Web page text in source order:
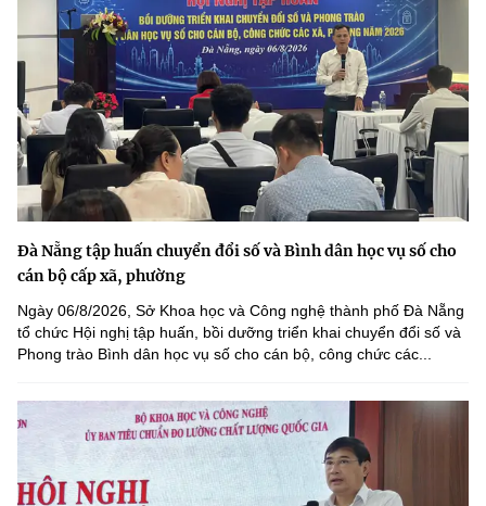
Đà Nẵng tập huấn chuyển đổi số và Bình dân học vụ số cho
cán bộ cấp xã, phường
Ngày 06/8/2026, Sở Khoa học và Công nghệ thành phố Đà Nẵng
tổ chức Hội nghị tập huấn, bồi dưỡng triển khai chuyển đổi số và
Phong trào Bình dân học vụ số cho cán bộ, công chức các...